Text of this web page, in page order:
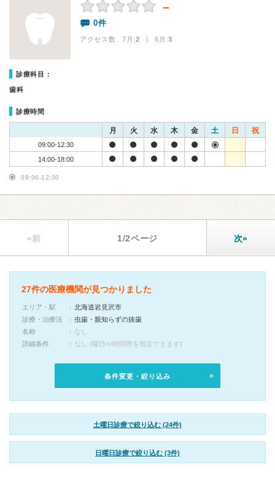
－
0件
アクセス数 7月:2 | 6月:3
診療科目：
歯科
診療時間
月 火 水 木 金 土 日 祝
09:00-12:30
14:00-18:00
09:00-12:00
«前 1/2ページ 次»
27件の医療機関が見つかりました
エリア・駅
北海道岩見沢市
診療・治療法
虫歯・親知らずの抜歯
名称
なし
詳細条件
なし (曜日や時間帯を指定できます)
条件変更・絞り込み
土曜日診療で絞り込む (24件)
日曜日診療で絞り込む (3件)